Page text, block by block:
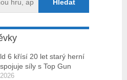
6 křísí 20 let starý herní
síly s Top Gun